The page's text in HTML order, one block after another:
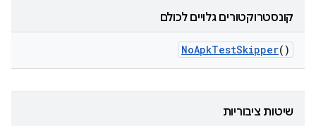
קונסטרוקטורים גלויים לכולם
NoApkTestSkipper()
שיטות ציבוריות